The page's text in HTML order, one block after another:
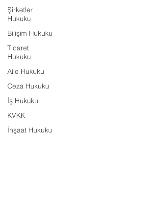
Şirketler
Hukuku
Bilişim Hukuku
Ticaret
Hukuku
Aile Hukuku
Ceza Hukuku
İş Hukuku
KVKK
İnşaat Hukuku